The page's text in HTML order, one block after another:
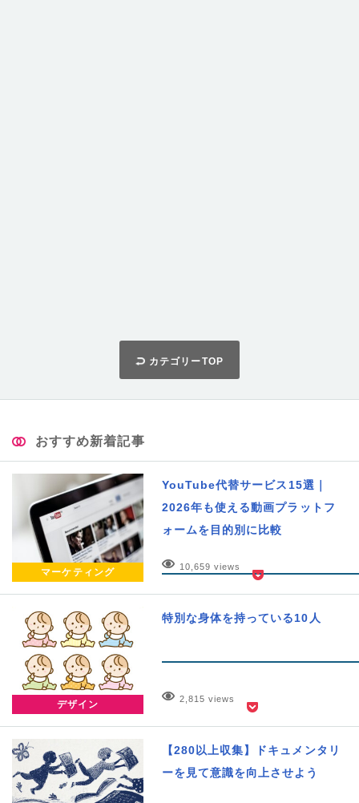
カテゴリーTOP
おすすめ新着記事
マーケティング
YouTube代替サービス15選｜
2026年も使える動画プラットフ
ォームを目的別に比較
10,659 views
デザイン
特別な身体を持っている10人
2,815 views
【280以上収集】ドキュメンタリ
ーを見て意識を向上させよう